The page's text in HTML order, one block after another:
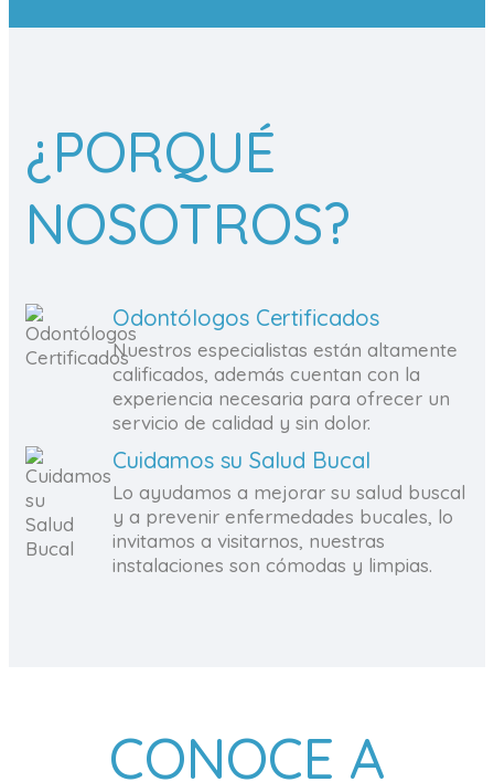
¿PORQUÉ
NOSOTROS?
Odontólogos Certificados
Nuestros especialistas están altamente
calificados, además cuentan con la
experiencia necesaria para ofrecer un
servicio de calidad y sin dolor.
Cuidamos su Salud Bucal
Lo ayudamos a mejorar su salud buscal
y a prevenir enfermedades bucales, lo
invitamos a visitarnos, nuestras
instalaciones son cómodas y limpias.
CONOCE A